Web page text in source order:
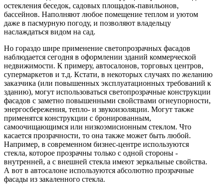
остекления беседок, садовых площадок-павильонов,
бассейнов. Наполняют любое помещение теплом и уютом
даже в пасмурную погоду, и позволяют владельцу
наслаждаться видом на сад.
Но гораздо шире применение светопрозрачных фасадов
наблюдается сегодня в оформлении зданий коммерческой
недвижимости. К примеру, автосалонов, торговых центров,
супермаркетов и т.д. Кстати, в некоторых случаях по желанию
заказчика (или повышенных эксплуатационных требований к
зданию), могут использоваться светопрозрачные конструкции
фасадов с заметно повышенными свойствами огнеупорности,
энергосбережения, тепло- и звукоизоляции. Могут также
применятся конструкции с бронированным,
самоочищающимся или низкоэмисионным стеклом. Что
касается прозрачности, то она также может быть любой.
Например, в современном бизнес-центре используются
стекла, которое прозрачны только с одной стороны -
внутренней, а с внешней стекла имеют зеркальные свойства.
А вот в автосалоне используются абсолютно прозрачные
фасады из закаленного стекла.